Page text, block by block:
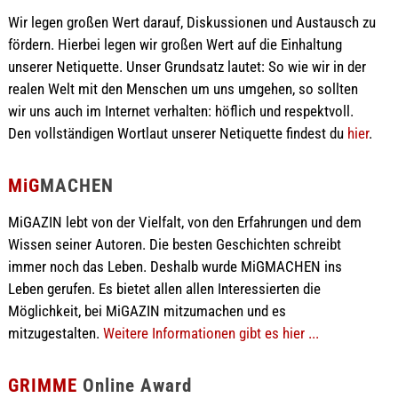
Wir legen großen Wert darauf, Diskussionen und Austausch zu
fördern. Hierbei legen wir großen Wert auf die Einhaltung
unserer Netiquette. Unser Grundsatz lautet: So wie wir in der
realen Welt mit den Menschen um uns umgehen, so sollten
wir uns auch im Internet verhalten: höflich und respektvoll.
Den vollständigen Wortlaut unserer Netiquette findest du hier.
MiGMACHEN
MiGAZIN lebt von der Vielfalt, von den Erfahrungen und dem
Wissen seiner Autoren. Die besten Geschichten schreibt
immer noch das Leben. Deshalb wurde MiGMACHEN ins
Leben gerufen. Es bietet allen allen Interessierten die
Möglichkeit, bei MiGAZIN mitzumachen und es
mitzugestalten. Weitere Informationen gibt es hier ...
GRIMME Online Award